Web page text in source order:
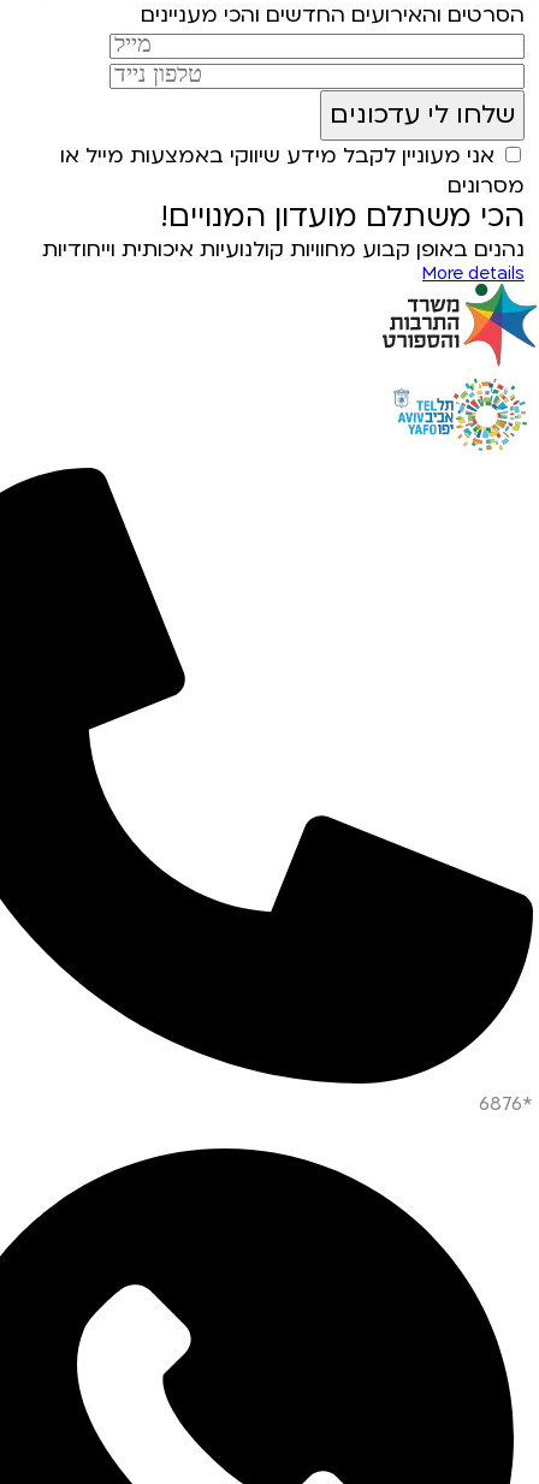
הסרטים והאירועים החדשים והכי מעניינים
אני מעוניין לקבל מידע שיווקי באמצעות מייל או
מסרונים
הכי משתלם מועדון המנויים!
נהנים באופן קבוע מחוויות קולנועיות איכותית וייחודיות
More details
*6876